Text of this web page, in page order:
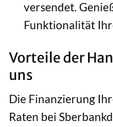
versendet.
Funktionalität
Vorteile der
uns
Die Finanzierung
Raten bei